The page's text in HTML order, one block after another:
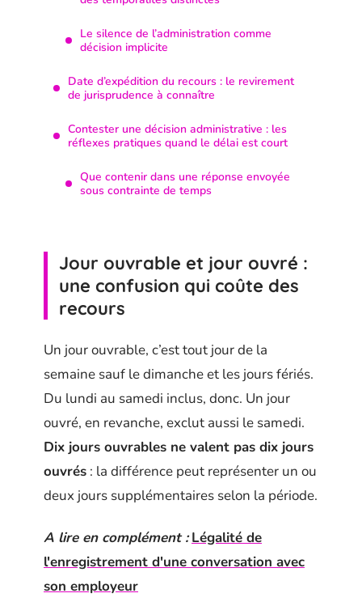
Le silence de l’administration comme
décision implicite
Date d’expédition du recours : le revirement
de jurisprudence à connaître
Contester une décision administrative : les
réflexes pratiques quand le délai est court
Que contenir dans une réponse envoyée
sous contrainte de temps
Jour ouvrable et jour ouvré :
une confusion qui coûte des
recours
Un jour ouvrable, c’est tout jour de la
semaine sauf le dimanche et les jours fériés.
Du lundi au samedi inclus, donc. Un jour
ouvré, en revanche, exclut aussi le samedi.
Dix jours ouvrables ne valent pas dix jours
ouvrés : la différence peut représenter un ou
deux jours supplémentaires selon la période.
A lire en complément : Légalité de
l'enregistrement d'une conversation avec
son employeur